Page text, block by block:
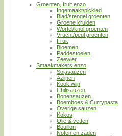
Groenten, fruit enzo
Ingemaakt/pickled
Blad/stengel groenten
Groene kruiden
Wortel/knol groenten
Vrucht/peul groenten
Fruit
Bloemen
Paddestoelen
Zeewier
Smaakmakers enzo
Sojasauzen
Azijnen
Kook wijn
Chilisauzen
Bonensauzen
Boemboes & Currypasta
Overige sauzen
Kokos
Olie & vetten
Bouillon
Noten en zaden